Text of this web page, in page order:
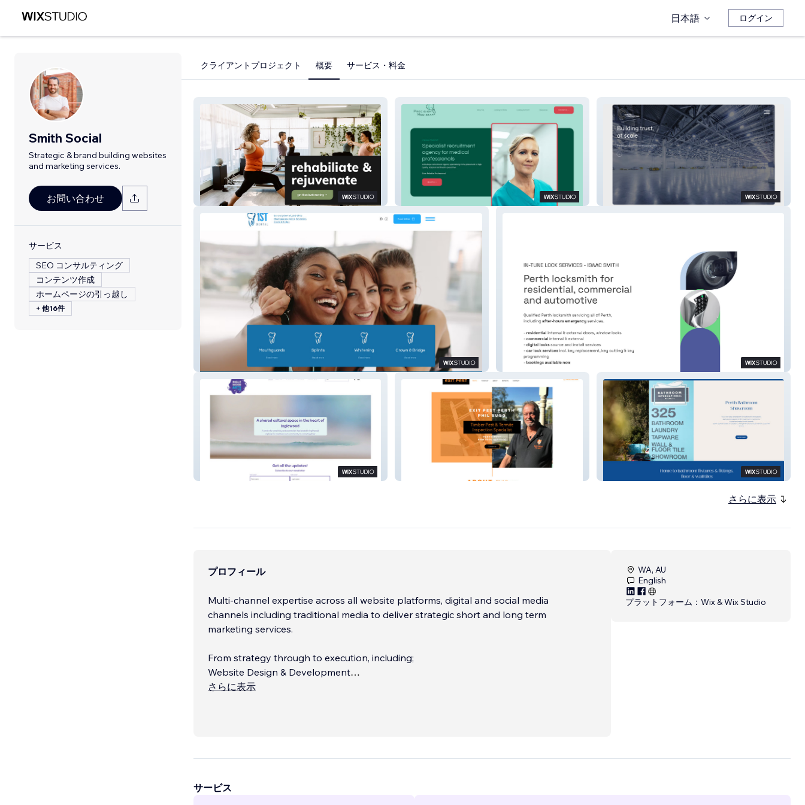
日本語 ログイン
Smith Social
Strategic & brand building websites
and marketing services.
お問い合わせ
サービス
SEO コンサルティング
コンテンツ作成
ホームページの引っ越し
+ 他16件
クライアントプロジェクト 概要 サービス・料金
Pilates Utopia Perth Precision Medistaff Chrome Construction
In-Tune Lock Service
Inglewood Arts Hub
さらに表示
プロフィール
Multi-channel expertise across all website platforms, digital and social media
channels including traditional media to deliver strategic short and long term
marketing services.
From strategy through to execution, including;
Website Design & Development
Search Engine Optimisation (SEO)
さらに表示
WA, AU
English
プラットフォーム： Wix & Wix Studio
サービス